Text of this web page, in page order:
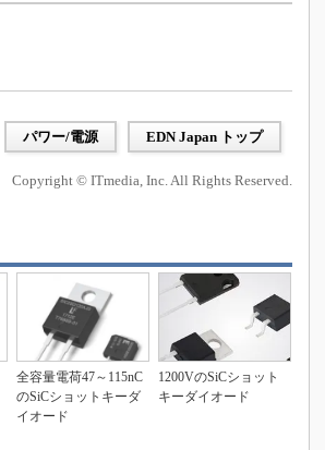
パワー/電源 EDN Japan トップ
Copyright © ITmedia, Inc. All Rights Reserved.
全容量電荷47～115nC
のSiCショットキーダ
イオード
1200VのSiCショット
キーダイオード